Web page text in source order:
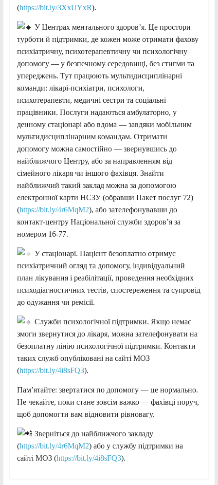
(https://bit.ly/3XxUYxR).
У Центрах ментального здоров’я. Це простори
турботи й підтримки, де кожен може отримати фахову
психіатричну, психотерапевтичну чи психологічну
допомогу — у безпечному середовищі, без стигми та
упереджень. Тут працюють мультидисциплінарні
команди: лікарі-психіатри, психологи,
психотерапевти, медичні сестри та соціальні
працівники. Послуги надаються амбулаторно, у
денному стаціонарі або вдома — завдяки мобільним
мультидисциплінарним командам. Отримати
допомогу можна самостійно — звернувшись до
найближчого Центру, або за направленням від
сімейного лікаря чи іншого фахівця. Знайти
найближчий такий заклад можна за допомогою
електронної карти НСЗУ (обравши Пакет послуг 72)
(https://bit.ly/4r6MqM2), або зателефонувавши до
контакт-центру Національної служби здоровʼя за
номером 16-77.
У стаціонарі. Пацієнт безоплатно отримує
психіатричний огляд та допомогу, індивідуальний
план лікування і реабілітації, проведення необхідних
психодіагностичних тестів, спостереження та супровід
до одужання чи ремісії.
Служби психологічної підтримки. Якщо немає
змоги звернутися до лікаря, можна зателефонувати на
безоплатну лінію психологічної підтримки. Контакти
таких служб опубліковані на сайті МОЗ
(https://bit.ly/4i8sFQ3).
Пам’ятайте: звертатися по допомогу — це нормально.
Не чекайте, поки стане зовсім важко — фахівці поруч,
щоб допомогти вам відновити рівновагу.
Зверніться до найближчого закладу
(https://bit.ly/4r6MqM2) або у службу підтримки на
сайті МОЗ (https://bit.ly/4i8sFQ3).